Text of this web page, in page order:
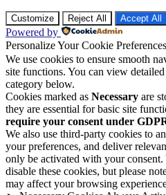
Customize Reject All Accept All
Powered by
Personalize Your Cookie Preferences
We use cookies to ensure smooth
site functions. You can view
category below.
Cookies marked as Necessary are
they are essential for basic site
require your consent under
We also use third-party cookies to
your preferences, and deliver
only be activated with your consent.
disable these cookies, but please
may affect your browsing